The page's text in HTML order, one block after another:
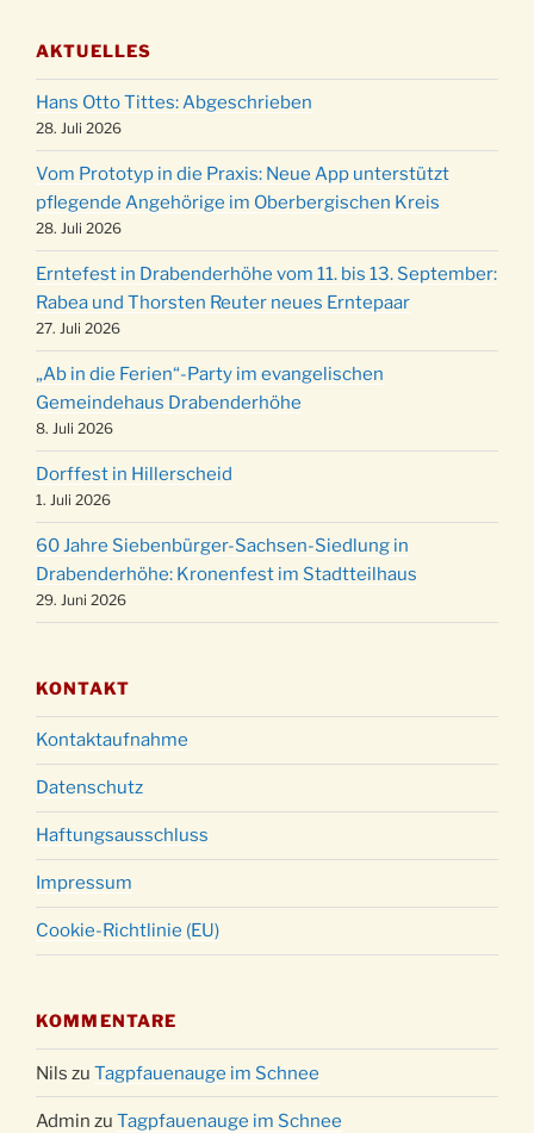
11.12.
Puer-Natus weihnachtliches Brauchtum am
Robert-Gassner-Hof um 17:00 Uhr
19.12.
Kinderbibeltag im Ev. Gemeindehaus von 10-
12 Uhr
20.12.
Weihnachts-Konzert des Honterus Chors in
der Kirche um 17:00 Uhr
24.12.
Familiengottesdienst mit Krippenspiel im Ev.
Gemeindehaus um 15:00 Uhr
24.12. Familiengottesdienst in der FeG um 16 Uhr
24.12.
Weihnachtsgottesdienst in der Kirche um
15:00 Uhr
24.12.
Weihnachtsgottesdienst in der Kirche um
18:00 Uhr
24.12.
Christmette mit der ev. Jugend in der Kirche
um 23:00 Uhr
31.12.
Gottesdienst zu Silvester in der Kirche um
18:00 Uhr
AKTUELLES
Hans Otto Tittes: Abgeschrieben
28. Juli 2026
Vom Prototyp in die Praxis: Neue App unterstützt
pflegende Angehörige im Oberbergischen Kreis
28. Juli 2026
Erntefest in Drabenderhöhe vom 11. bis 13. September:
Rabea und Thorsten Reuter neues Erntepaar
27. Juli 2026
„Ab in die Ferien“-Party im evangelischen
Gemeindehaus Drabenderhöhe
8. Juli 2026
Dorffest in Hillerscheid
1. Juli 2026
60 Jahre Siebenbürger-Sachsen-Siedlung in
Drabenderhöhe: Kronenfest im Stadtteilhaus
29. Juni 2026
KONTAKT
Kontaktaufnahme
Datenschutz
Haftungsausschluss
Impressum
Cookie-Richtlinie (EU)
KOMMENTARE
Nils zu Tagpfauenauge im Schnee
Admin zu Tagpfauenauge im Schnee